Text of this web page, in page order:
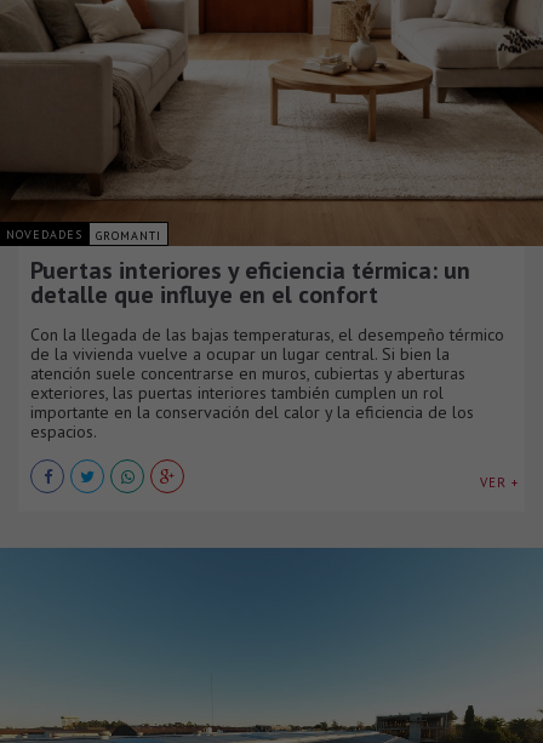
NOVEDADES GROMANTI
Puertas interiores y eficiencia térmica: un
detalle que influye en el confort
Con la llegada de las bajas temperaturas, el desempeño térmico
de la vivienda vuelve a ocupar un lugar central. Si bien la
atención suele concentrarse en muros, cubiertas y aberturas
exteriores, las puertas interiores también cumplen un rol
importante en la conservación del calor y la eficiencia de los
espacios.
VER +